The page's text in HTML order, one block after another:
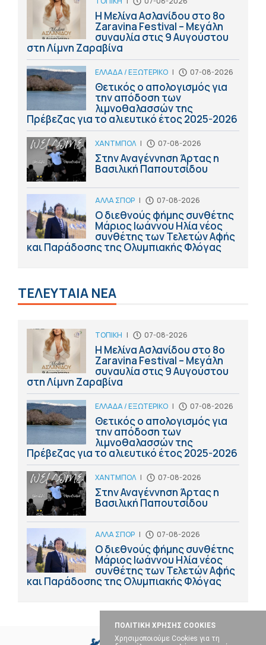
ΠΟΛΙΤΙΚΗ ΧΡΗΣΗΣ COOKIES
Χρησιμοποιούμε Cookies για τη
Η Μελίνα Ασλανίδου στο 8ο
Zaravina Festival – Μεγάλη
συναυλία στις 9 Αυγούστου
στη Λίμνη Ζαραβίνα
ΕΛΛΑΔΑ / ΕΞΩΤΕΡΙΚΟ | 07-08-2026
Θετικός ο απολογισμός για
την απόδοση των
λιμνοθαλασσών της
Πρέβεζας για το αλιευτικό έτος 2025-2026
ΧΑΝΤΜΠΟΛ | 07-08-2026
Στην Αναγέννηση Άρτας η
Βασιλική Παπουτσίδου
ΑΛΛΑ ΣΠΟΡ | 07-08-2026
Ο διεθνούς φήμης συνθέτης
Μάριος Ιωάννου Ηλία νέος
συνθέτης των Τελετών Αφής
και Παράδοσης της Ολυμπιακής Φλόγας
ΤΕΛΕΥΤΑΙΑ ΝΕΑ
ΤΟΠΙΚΗ | 07-08-2026
Η Μελίνα Ασλανίδου στο 8ο
Zaravina Festival – Μεγάλη
συναυλία στις 9 Αυγούστου
στη Λίμνη Ζαραβίνα
ΕΛΛΑΔΑ / ΕΞΩΤΕΡΙΚΟ | 07-08-2026
Θετικός ο απολογισμός για
την απόδοση των
λιμνοθαλασσών της
Πρέβεζας για το αλιευτικό έτος 2025-2026
ΧΑΝΤΜΠΟΛ | 07-08-2026
Στην Αναγέννηση Άρτας η
Βασιλική Παπουτσίδου
ΑΛΛΑ ΣΠΟΡ | 07-08-2026
Ο διεθνούς φήμης συνθέτης
Μάριος Ιωάννου Ηλία νέος
συνθέτης των Τελετών Αφής
και Παράδοσης της Ολυμπιακής Φλόγας